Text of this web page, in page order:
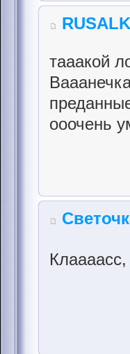
тааакой
ооочень